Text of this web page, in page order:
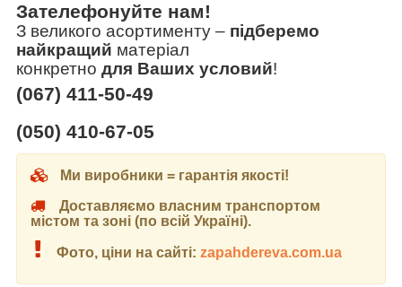
Зателефонуйте нам!
З великого асортименту – підберемо
найкращий матеріал
конкретно для Ваших условий!
(067) 411-50-49
(050) 410-67-05
Ми виробники = гарантія якості!
Доставляємо власним транспортом
містом та зоні (по всій Україні).
Фото, ціни на сайті: zapahdereva.com.ua